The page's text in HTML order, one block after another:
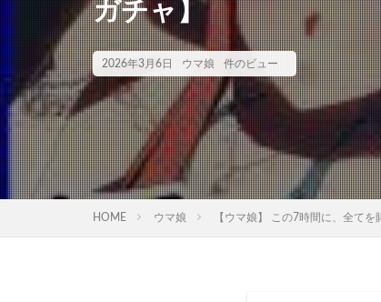
ガチャ】
2026年3月6日 ウマ娘 件のビュー
HOME ウマ娘 【ウマ娘】 この7時間に、全てを